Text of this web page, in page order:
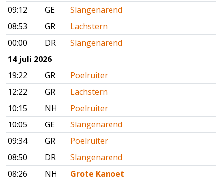
09:12
GE
Slangenarend
08:53
GR
Lachstern
00:00
DR
Slangenarend
14 juli 2026
19:22
GR
Poelruiter
12:22
GR
Lachstern
10:15
NH
Poelruiter
10:05
GE
Slangenarend
09:34
GR
Poelruiter
08:50
DR
Slangenarend
08:26
NH
Grote Kanoet